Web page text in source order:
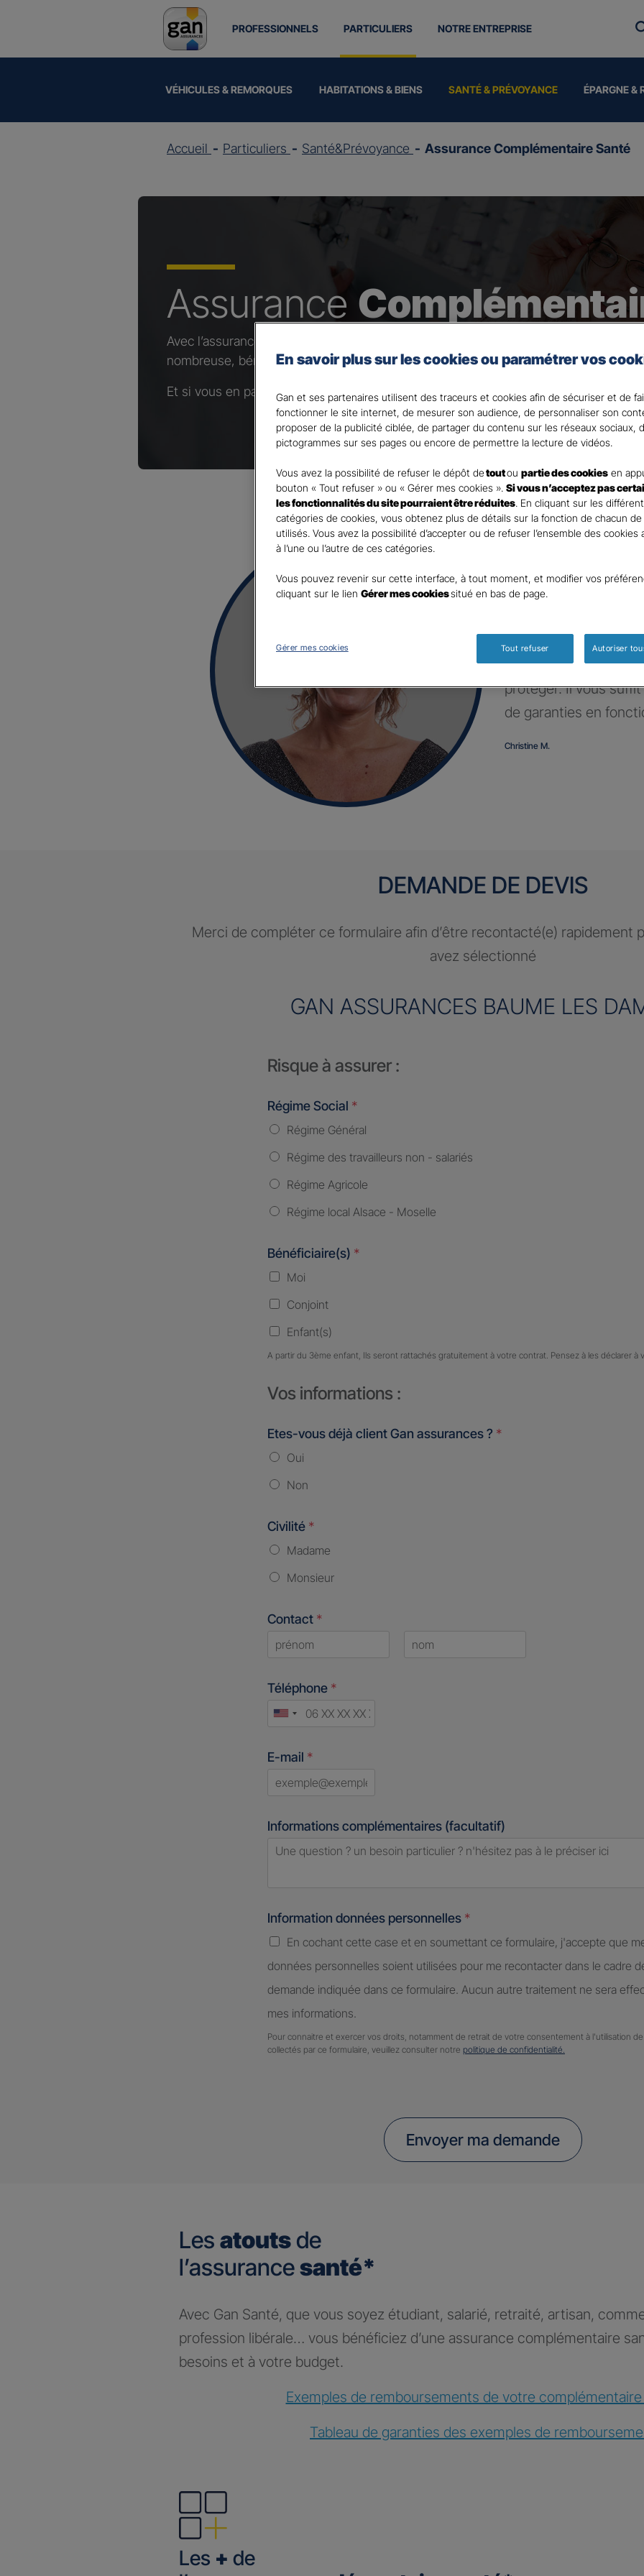
PROFESSIONNELS PARTICULIERS
VÉHICULES & REMORQUES HABITATIONS & BIENS SANTÉ & PRÉVOYANCE ÉPARGNE &
NOTRE ENTREPRISE
Accueil Particuliers Santé&Prévoyance Assurance Complémentaire Santé
Assurance
Avec l’assurance Complémentaire Santé Gan Assurances, que vous soyez
nombreuse, bénéficiez d’une assurance santé adaptée à vos besoins et votre
Et si vous en parliez avec votre Agent général ?
Parole
d’expert !
Profitez d’un contrat
protéger. Il vous
de garanties en
Christine M.
DEMANDE DE DEVIS
Merci de compléter ce formulaire afin d’être recontacté(e) rapidement
avez sélectionné
GAN ASSURANCES BAUME LES
Risque à assurer :
Régime Social *
Régime Général
Régime des travailleurs non - salariés
Régime Agricole
Régime local Alsace - Moselle
Bénéficiaire(s) *
Moi
Conjoint
Enfant(s)
A partir du 3ème enfant, Ils seront rattachés gratuitement à votre contrat. Pensez à les déclarer à
Vos informations :
Etes-vous déjà client Gan assurances ? *
Oui
Non
Civilité *
Madame
Monsieur
Contact *
Téléphone *
United
E-mail *
Informations complémentaires (facultatif)
Information données personnelles *
En cochant cette case et en soumettant ce formulaire, j'accepte que
données personnelles soient utilisées pour me recontacter dans le cadre
demande indiquée dans ce formulaire. Aucun autre traitement ne sera
mes informations.
Pour connaitre et exercer vos droits, notamment de retrait de votre consentement à l'utilisation
collectés par ce formulaire, veuillez consulter notre politique de confidentialité.
Envoyer ma demande
Les atoutsde
l’assurancesanté*
Avec Gan Santé, que vous soyez étudiant, salarié, retraité, artisan,
profession libérale… vous bénéficiez d’une assurance complémentaire
besoins et à votre budget.
Exemples de remboursements de votre
Tableau de garanties des exemples de
Les + de
En savoir plus sur les cookies ou paramétrer vos
Gan et ses partenaires utilisent des traceurs et cookies afin de sécuriser et de
fonctionner le site internet, de mesurer son audience, de personnaliser son
proposer de la publicité ciblée, de partager du contenu sur les réseaux sociaux,
pictogrammes sur ses pages ou encore de permettre la lecture de vidéos.
Vous avez la possibilité de refuser le dépôt detoutou partie des cookies en
bouton « Tout refuser » ou « Gérer mes cookies ». Si vous n’acceptez pas
les fonctionnalités du site pourraient être réduites. En cliquant sur les
catégories de cookies, vous obtenez plus de détails sur la fonction de chacun
utilisés. Vous avez la possibilité d’accepter ou de refuser l’ensemble des cookies
à l’une ou l’autre de ces catégories.
Vous pouvez revenir sur cette interface, à tout moment, et modifier vos
cliquant sur le lien Gérer mes cookiessitué en bas de page.
Gérer mes cookies Tout refuser Autoriser